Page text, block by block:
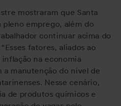
mostraram que Santa
emprego, além do
continuar acima do
fatores, aliados ao
na economia
a manutenção do nível de
Nesse cenário,
de produtos químicos e